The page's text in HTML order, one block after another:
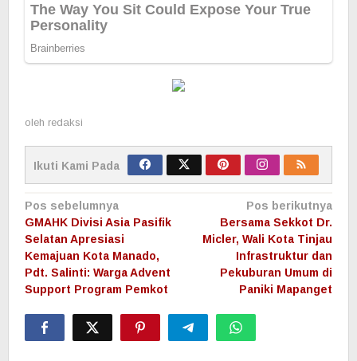
Angouw Paparkan Capaian
HUT ke-403 Kota Manado, Wali Kota
Andrei Angouw Ajak Warga Bersatu
Manado: Warga Manado, saatnya
Merayakan Hari Jadi Kota Tercinta!
Antusiasme Warga Wenang Tinggi,
Registrasi Digitalisasi Bantuan Sosial
Pemkot Manado Masuki Hari Ketiga
Pemkot Manado Perkuat Perlindungan
Anak di Era Digital, Gandeng Semua
TUNAS